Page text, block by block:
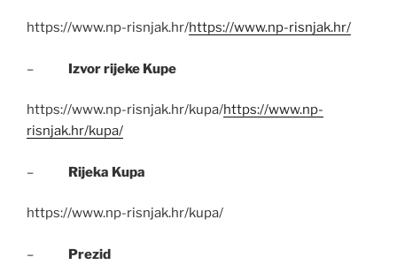
https://www.np-risnjak.hr/https://www.np-risnjak.hr/
– Izvor rijeke Kupe
https://www.np-risnjak.hr/kupa/https://www.np-
risnjak.hr/kupa/
– Rijeka Kupa
https://www.np-risnjak.hr/kupa/
– Prezid